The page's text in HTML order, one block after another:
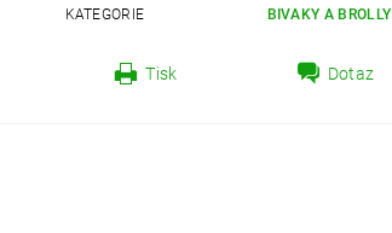
KATEGORIE
BIVAKY A BROLLY
Tisk Dotaz